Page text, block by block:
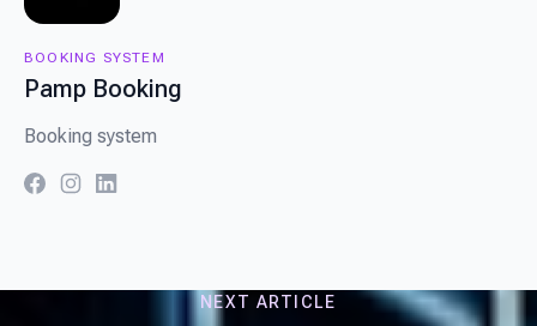
BOOKING SYSTEM
Pamp Booking
Booking system
facebook
instagram
linkedin
NEXT ARTICLE